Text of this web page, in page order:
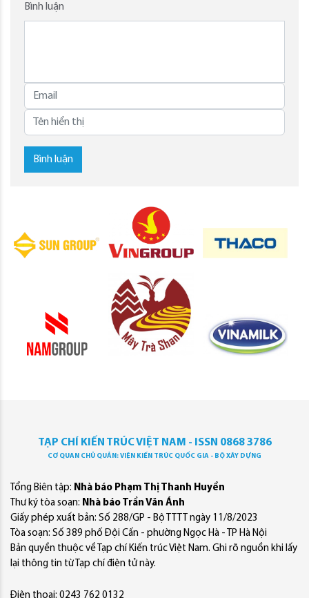
Bình luận
Bình luận
TẠP CHÍ KIẾN TRÚC VIỆT NAM - ISSN 0868 3786
CƠ QUAN CHỦ QUẢN: VIỆN KIẾN TRÚC QUỐC GIA - BỘ XÂY DỰNG
Tổng Biên tập: Nhà báo Phạm Thị Thanh Huyền
Thư ký tòa soạn: Nhà báo Trần Văn Ánh
Giấy phép xuất bản: Số 288/GP - Bộ TTTT ngày 11/8/2023
Tòa soạn: Số 389 phố Đội Cấn - phường Ngọc Hà - TP Hà Nội
Bản quyền thuộc về Tạp chí Kiến trúc Việt Nam. Ghi rõ nguồn khi lấy
lại thông tin từ Tạp chí điện tử này.
Điện thoại: 0243 762 0132